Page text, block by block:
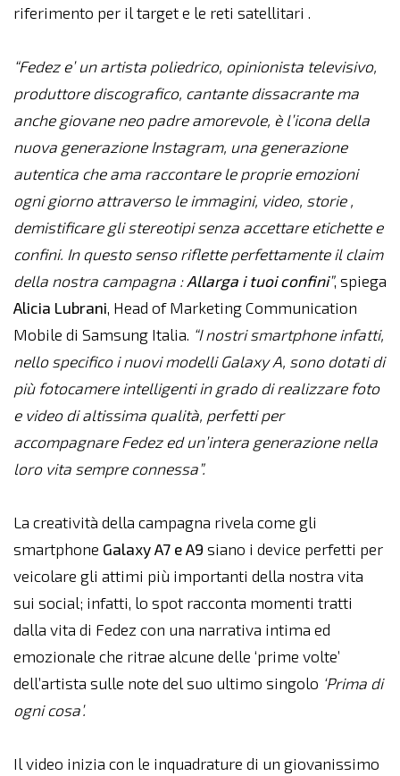
riferimento per il target e le reti satellitari .
“Fedez e’ un artista poliedrico, opinionista televisivo,
produttore discografico, cantante dissacrante ma
anche giovane neo padre amorevole, è l’icona della
nuova generazione Instagram, una generazione
autentica che ama raccontare le proprie emozioni
ogni giorno attraverso le immagini, video, storie ,
demistificare gli stereotipi senza accettare etichette e
confini. In questo senso riflette perfettamente il claim
della nostra campagna :Allarga i tuoi confini”, spiega
Alicia Lubrani, Head of Marketing Communication
Mobile di Samsung Italia. “I nostri smartphone infatti,
nello specifico i nuovi modelli Galaxy A, sono dotati di
più fotocamere intelligenti in grado di realizzare foto
e video di altissima qualità, perfetti per
accompagnare Fedez ed un’intera generazione nella
loro vita sempre connessa”.
La creatività della campagna rivela come gli
smartphone Galaxy A7 e A9 siano i device perfetti per
veicolare gli attimi più importanti della nostra vita
sui social; infatti, lo spot racconta momenti tratti
dalla vita di Fedez con una narrativa intima ed
emozionale che ritrae alcune delle ‘prime volte’
dell’artista sulle note del suo ultimo singolo ‘Prima di
ogni cosa’.
Il video inizia con le inquadrature di un giovanissimo